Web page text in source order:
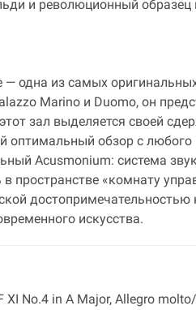
и революционный
— одна из самых
Marino и Duomo, он
зал выделяется своей
оптимальный обзор с
Acusmonium: система
пространстве «комнату
искусства.
XI No.4 in A Major, Allegro